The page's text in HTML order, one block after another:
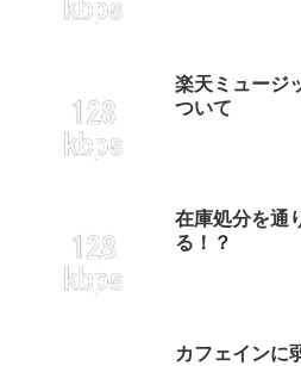
楽天ミュージ
ついて
在庫処分を通
る！？
カフェインに